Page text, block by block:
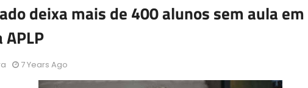
deixa mais de 400 alunos sem aula em
7 Years Ago